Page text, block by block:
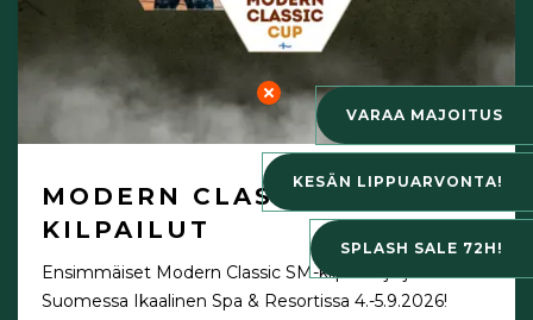
VARAA MAJOITUS
KESÄN LIPPUARVONTA!
SPLASH SALE 72H!
MODERN CLASSIC SM -
KILPAILUT
Ensimmäiset Modern Classic SM-kilpailut järjestetään
Suomessa Ikaalinen Spa & Resortissa 4.-5.9.2026!